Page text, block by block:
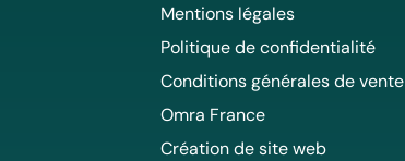
Mentions légales
Politique de confidentialité
Conditions générales de vente
Omra France
Création de site web